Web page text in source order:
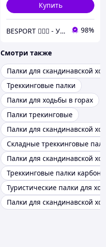
Купить
BESPORT 🏋🏻‍♂️ - Український бренд спорттоварів 🇺🇦 98%
Смотри также
Палки для скандинавской
Треккинговые палки
Палки для ходьбы в горах
Палки трекинговые
Палки для скандинавской
Складные треккинговые
Палки для скандинавской
Треккинговые палки карбон
Туристические палки для
Палки для скандинавской